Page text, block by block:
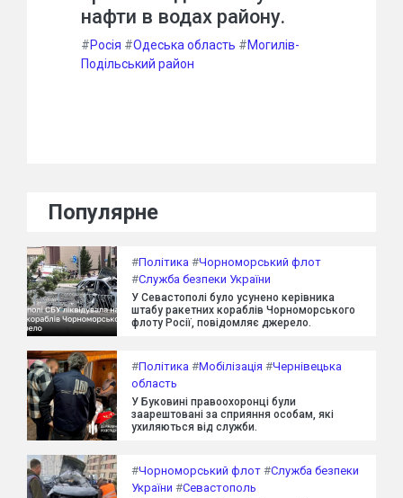
нафти в водах району.
#Росія #Одеська область #Могилів-
Подільський район
Популярне
#Політика #Чорноморський флот
#Служба безпеки України
У Севастополі було усунено керівника
штабу ракетних кораблів Чорноморського
флоту Росії, повідомляє джерело.
#Політика #Мобілізація #Чернівецька
область
У Буковині правоохоронці були
заарештовані за сприяння особам, які
ухиляються від служби.
#Чорноморський флот #Служба безпеки
України #Севастополь